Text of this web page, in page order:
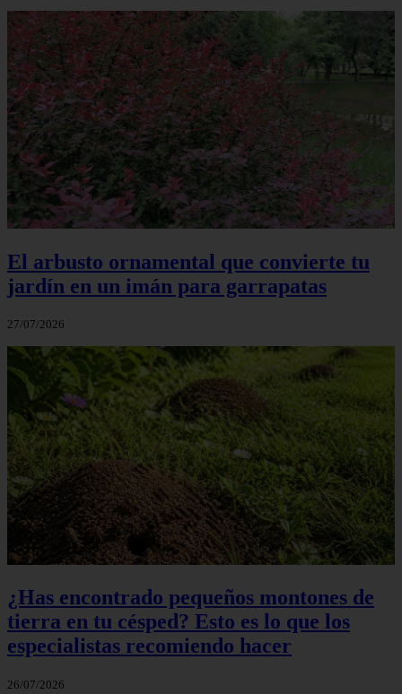
El arbusto ornamental que convierte tu
jardín en un imán para garrapatas
27/07/2026
¿Has encontrado pequeños montones de
tierra en tu césped? Esto es lo que los
especialistas recomiendo hacer
26/07/2026